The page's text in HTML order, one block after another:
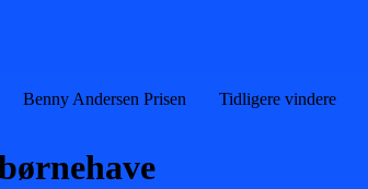
Benny Andersen Prisen Tidligere vindere